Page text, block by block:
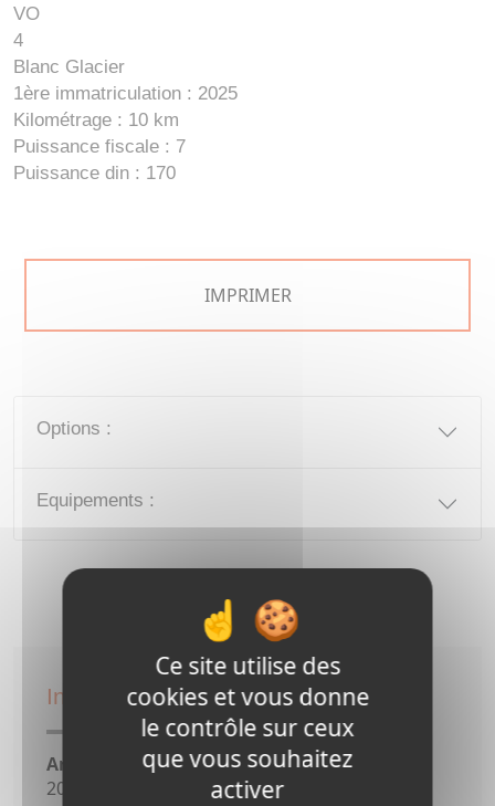
VO
4
Blanc Glacier
1ère immatriculation : 2025
Kilométrage : 10 km
Puissance fiscale : 7
Puissance din : 170
IMPRIMER
Options :
Equipements :
Informations générales
Année du véhicule :
2025
Ce site utilise des
cookies et vous donne
le contrôle sur ceux
que vous souhaitez
activer